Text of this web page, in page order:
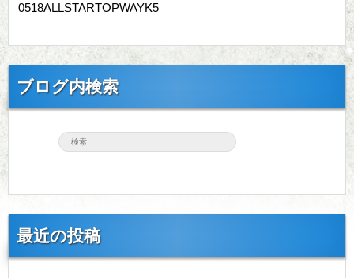
0518ALLSTARTOPWAYK5
ブログ内検索
最近の投稿